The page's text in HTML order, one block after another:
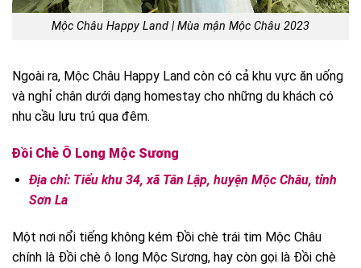
Mộc Châu Happy Land | Mùa mận Mộc Châu 2023
Ngoài ra, Mộc Châu Happy Land còn có cả khu vực ăn uống
và nghỉ chân dưới dạng homestay cho những du khách có
nhu cầu lưu trú qua đêm.
Đồi Chè Ô Long Mộc Sương
Địa chỉ: Tiểu khu 34, xã Tân Lập, huyện Mộc Châu, tỉnh
Sơn La
Một nơi nổi tiếng không kém Đồi chè trái tim Mộc Châu
chính là Đồi chè ô long Mộc Sương, hay còn gọi là Đồi chè